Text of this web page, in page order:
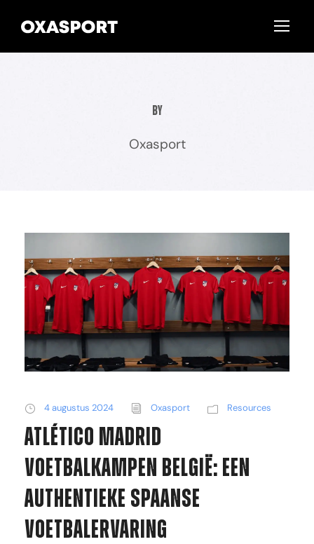
By
Oxasport
4 augustus 2024 Oxasport Resources
Atlético Madrid
Voetbalkampen België: Een
authentieke Spaanse
voetbalervaring